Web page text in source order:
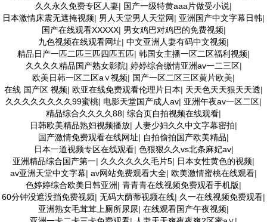
久久永久免费专区人妻| 国产一级特黄aaa片做受小说|
日本激情床震无遮掩视频| 男人天堂男人天堂网| 亚洲国产中文字幕日韩|
国产在线观看XXXXX| 男女鸡巴对鸡巴的免费视频|
九色视频在线观看网址| 中文亚洲人妻有码中文视频|
精品日产一匹二匹三匹四匹五匹| 韩国女主播一区二区福利视频|
久久久久精品国产熟女影院| 婷婷综合缴情亚洲av一二三区|
欧美日韩一区二区a∨视频| 国产一区二区三区黄片欧美|
在线 国产区 视频| 欧亚在线免费观看伦理片日本| 天天色天天狠天天透|
久久久久久久久久99蜜桃| 电影天堂国产成人av| 亚洲午夜av一区二区|
精品综合久久久久88| 综合页自拍视频在线观看|
日韩欧美精品熟妇视频播放| 人妻少妇久久中文字幕密拍|
国产激情免费观看在线网址| 自拍偷拍国产欧美精品|
日本一道视频专区在线观看| 色狠狠久久vs北条麻妃av|
亚洲精品综合国产第一| 久久久久久久毛片5| 日本女性黄色的视频|
av亚洲天堂中文字幕| av网站免费观看大全| 欧美激情蜜桃在线观看|
色婷婷综合欧美日韩亚洲| 青青青在线视频免费观看手机版|
60分钟没遮没挡免费视频| 无码大荫蒂视频在线| 久一在线视频免费观看|
亚洲熟女毛茸茸上厕所尿尿| 在线观看国产午夜视频|